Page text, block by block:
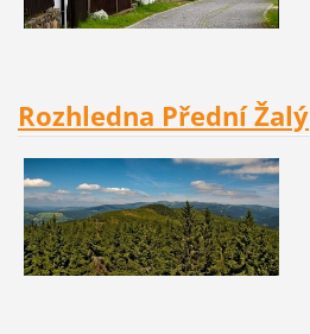
Rozhledna Přední Žalý